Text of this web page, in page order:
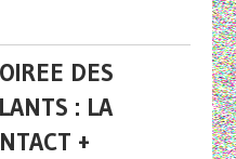
DES
: LA
+